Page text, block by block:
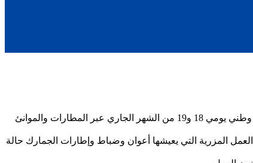
حالة من الاحتقان يعيشها أعوان وإطارات قطاع الجمارك والذي أضحى على فوهة بركان، حيث قرّر عمال وإطارات الجمارك الدخول في إضراب وطني يومي 18 و19 من الشهر الجاري عبر المطارات والموانئ
المزرية التي يعيشها أعوان وضباط وإطارات الجمارك حالة